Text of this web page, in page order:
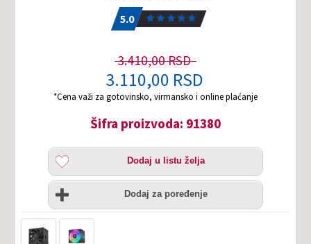
5.0
3.410,00 RSD
3.110,00 RSD
*Cena važi za gotovinsko, virmansko i online plaćanje
Šifra proizvoda: 91380
Dodaj
listu
želja
Dodaj u listu želja
Uporedi
Dodaj za poređenje